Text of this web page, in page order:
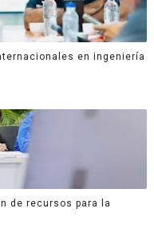
en ingeniería
de recursos para la